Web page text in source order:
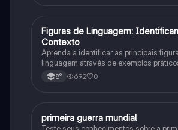
FPortuguês
Figuras de Linguagem:
Contexto
Aprenda a identificar as principais
linguagem através de exemplos
8° 692 0
História
primeira guerra mundial